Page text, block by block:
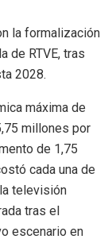
la formalización
de RTVE, tras
2028.
máxima de
millones por
de 1,75
cada una de
televisión
tras el
escenario en